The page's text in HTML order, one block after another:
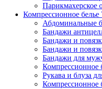
Парикмахерское
Компрессионное белье
Абдоминальные
Бандажи
Бандажи и
Бандажи и
Бандажи для
Компрессионное
Рукава и блуза
Компрессионное